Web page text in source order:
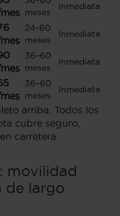
meses
Inmediata
24–60
meses
Inmediata
36–60
meses
Inmediata
36–60
meses
Inmediata
arriba. Todos los
cubre seguro,
carretera.
movilidad
de largo